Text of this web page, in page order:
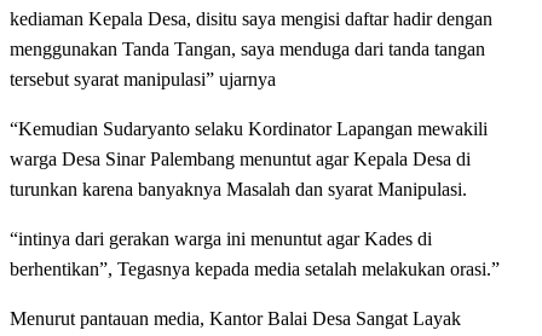
kediaman Kepala Desa, disitu saya mengisi daftar hadir dengan
menggunakan Tanda Tangan, saya menduga dari tanda tangan
tersebut syarat manipulasi” ujarnya
“Kemudian Sudaryanto selaku Kordinator Lapangan mewakili
warga Desa Sinar Palembang menuntut agar Kepala Desa di
turunkan karena banyaknya Masalah dan syarat Manipulasi.
“intinya dari gerakan warga ini menuntut agar Kades di
berhentikan”, Tegasnya kepada media setalah melakukan orasi.”
Menurut pantauan media, Kantor Balai Desa Sangat Layak